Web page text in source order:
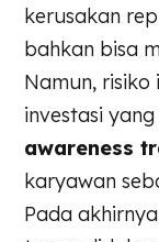
kerusakan
bahkan bisa
Namun,
investasi
awareness
karyawan
Pada